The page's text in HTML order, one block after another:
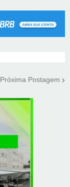
Próxima Postagem